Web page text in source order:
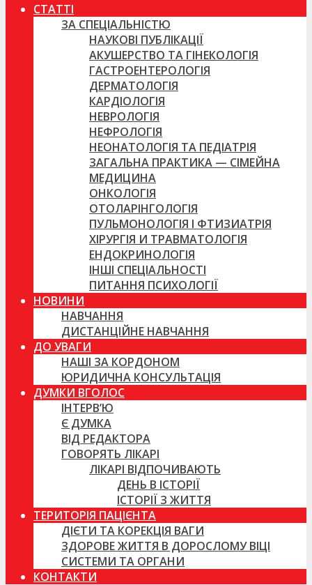
СТАТТІ
ЗА СПЕЦІАЛЬНІСТЮ
НАУКОВІ ПУБЛІКАЦІЇ
АКУШЕРСТВО ТА ГІНЕКОЛОГІЯ
ГАСТРОЕНТЕРОЛОГІЯ
ДЕРМАТОЛОГІЯ
КАРДІОЛОГІЯ
НЕВРОЛОГІЯ
НЕФРОЛОГІЯ
НЕОНАТОЛОГІЯ ТА ПЕДІАТРІЯ
ЗАГАЛЬНА ПРАКТИКА — СІМЕЙНА
МЕДИЦИНА
ОНКОЛОГІЯ
ОТОЛАРІНГОЛОГІЯ
ПУЛЬМОНОЛОГІЯ І ФТИЗИАТРІЯ
ХІРУРГІЯ И ТРАВМАТОЛОГІЯ
ЕНДОКРИНОЛОГІЯ
ІНШІ СПЕЦІАЛЬНОСТІ
ПИТАННЯ ПСИХОЛОГІЇ
НОВИНИ
НАВЧАННЯ
ДИСТАНЦІЙНЕ НАВЧАННЯ
ДО УВАГИ
НАШІ ЗА КОРДОНОМ
ЮРИДИЧНА КОНСУЛЬТАЦІЯ
ДУМКИ ВГОЛОС
ІНТЕРВ’Ю
Є ДУМКА
ВІД РЕДАКТОРА
ГОВОРЯТЬ ЛІКАРІ
ЛІКАРІ ВІДПОЧИВАЮТЬ
ДЕНЬ В ІСТОРІЇ
ІСТОРІЇ З ЖИТТЯ
ТЕРИТОРІЯ ПАЦІЄНТА
ДІЄТИ ТА КОРЕКЦІЯ ВАГИ
ЗДОРОВЕ ЖИТТЯ В ДОРОСЛОМУ ВІЦІ
СИСТЕМИ ТА ОРГАНИ
КОНТАКТИ